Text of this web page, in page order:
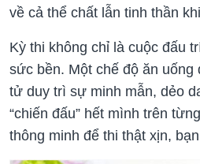
về cả thể chất lẫn tinh thần
Kỳ thi không chỉ là cuộc đấu
sức bền. Một chế độ ăn uống
tử duy trì sự minh mẫn, dẻo
“chiến đấu” hết mình trên
thông minh để thi thật xịn,